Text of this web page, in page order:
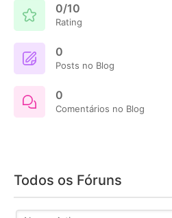
0/10
Rating
0
Posts no Blog
0
Comentários no Blog
Todos os Fóruns